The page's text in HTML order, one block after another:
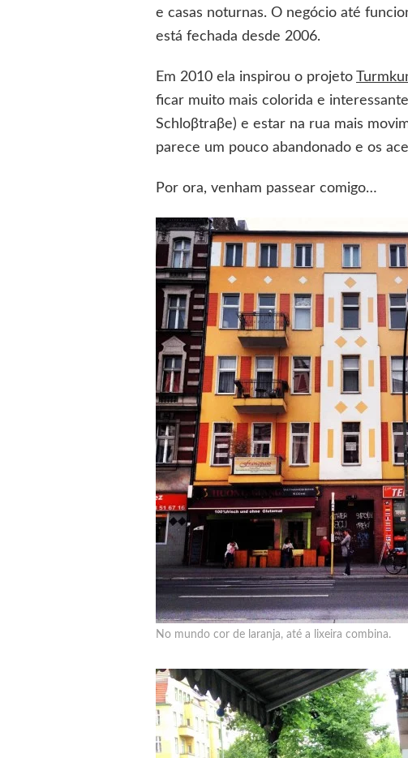
e casas noturnas. O negócio até
está fechada desde 2006.
Em 2010 ela inspirou o projeto
ficar muito mais colorida e
Schloβtraβe) e estar na rua mais
parece um pouco abandonado e os
Por ora, venham passear comigo…
No mundo cor de laranja, até a lixeira combina.